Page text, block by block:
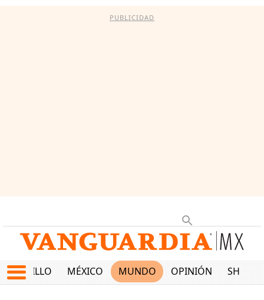
PUBLICIDAD
SALTILLO MÉXICO MUNDO OPINIÓN SHOW